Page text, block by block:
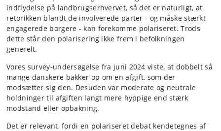
indflydelse på landbrugserhvervet, så det er naturligt, at
retorikken blandt de involverede parter - og måske stærkt
engagerede borgere - kan forekomme polariseret. Trods
dette står den polarisering ikke frem i befolkningen
generelt.
Vores survey-undersøgelse fra juni 2024 viste, at dobbelt så
mange danskere bakker op om en afgift, som der
modsætter sig den. Desuden var moderate og neutrale
holdninger til afgiften langt mere hyppige end stærk
modstand eller opbakning.
Det er relevant, fordi en polariseret debat kendetegnes af